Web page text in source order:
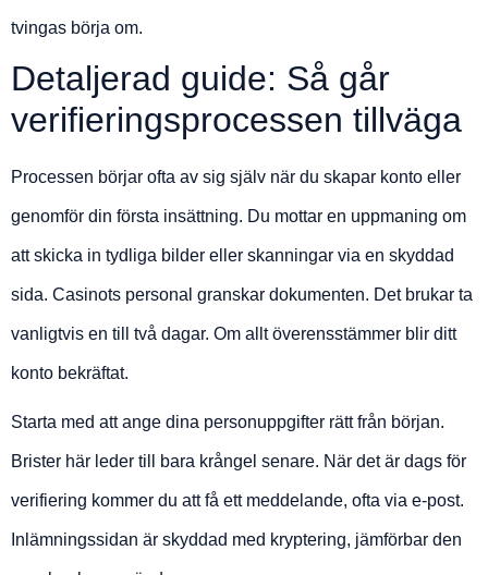
tvingas börja om.
Detaljerad guide: Så går
verifieringsprocessen tillväga
Processen börjar ofta av sig själv när du skapar konto eller
genomför din första insättning. Du mottar en uppmaning om
att skicka in tydliga bilder eller skanningar via en skyddad
sida. Casinots personal granskar dokumenten. Det brukar ta
vanligtvis en till två dagar. Om allt överensstämmer blir ditt
konto bekräftat.
Starta med att ange dina personuppgifter rätt från början.
Brister här leder till bara krångel senare. När det är dags för
verifiering kommer du att få ett meddelande, ofta via e-post.
Inlämningssidan är skyddad med kryptering, jämförbar den